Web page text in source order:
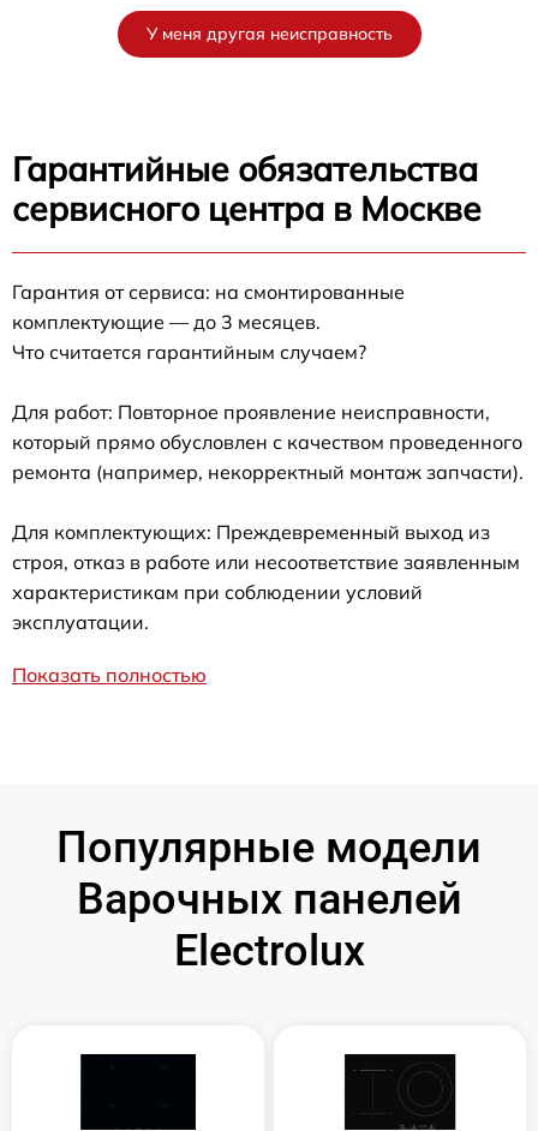
У меня другая неисправность
Гарантийные обязательства
сервисного центра в Москве
Гарантия от сервиса: на смонтированные
комплектующие — до 3 месяцев.
Что считается гарантийным случаем?
Для работ: Повторное проявление неисправности,
который прямо обусловлен с качеством проведенного
ремонта (например, некорректный монтаж запчасти).
Для комплектующих: Преждевременный выход из
строя, отказ в работе или несоответствие заявленным
характеристикам при соблюдении условий
эксплуатации.
Показать полностью
Популярные модели
Варочных панелей
Electrolux